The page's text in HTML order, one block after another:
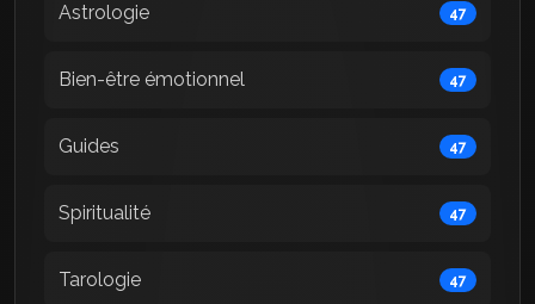
Astrologie 47
Bien-être émotionnel 47
Guides 47
Spiritualité 47
Tarologie 47